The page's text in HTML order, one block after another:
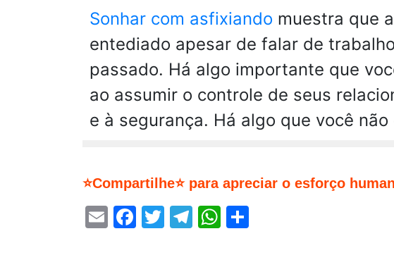
Sonhar com asfixiando muestra que
entediado apesar de falar de
passado. Há algo importante que
ao assumir o controle de seus
e à segurança. Há algo que você
⭐Compartilhe⭐ para apreciar o esforço
EmailFacebook
Twitter
Telegram
WhatsApp